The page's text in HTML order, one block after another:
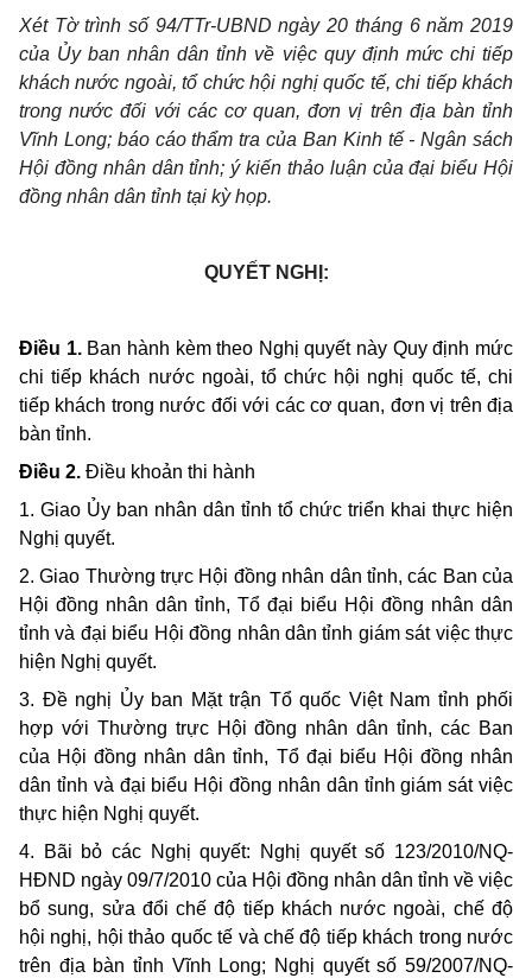
Xét Tờ trình số 94/TTr-UBND ngày 20 tháng 6 năm 2019
của Ủy ban nhân dân tỉnh về việc quy định mức chi tiếp
khách nước ngoài, tổ chức hội nghị quốc tế, chi tiếp khách
trong nước đối với các cơ quan, đơn vị trên địa bàn tỉnh
Vĩnh Long; báo cáo thẩm tra của Ban Kinh tế - Ngân sách
Hội đồng nhân dân tỉnh; ý kiến thảo luận của đại biểu Hội
đồng nhân dân tỉnh tại kỳ họp.
QUYẾT NGHỊ:
Điều 1.Ban hành kèm theo Nghị quyết này Quy định mức
chi tiếp khách nước ngoài, tổ chức hội nghị quốc tế, chi
tiếp khách trong nước đối với các cơ quan, đơn vị trên địa
bàn tỉnh.
Điều 2. Điều khoản thi hành
1. Giao Ủy ban nhân dân tỉnh tổ chức triển khai thực hiện
Nghị quyết.
2. Giao Thường trực Hội đồng nhân dân tỉnh, các Ban của
Hội đồng nhân dân tỉnh, Tổ đại biểu Hội đồng nhân dân
tỉnh và đại biểu Hội đồng nhân dân tỉnh giám sát việc thực
hiện Nghị quyết.
3. Đề nghị Ủy ban Mặt trận Tổ quốc Việt Nam tỉnh phối
hợp với Thường trực Hội đồng nhân dân tỉnh, các Ban
của Hội đồng nhân dân tỉnh, Tổ đại biểu Hội đồng nhân
dân tỉnh và đại biểu Hội đồng nhân dân tỉnh giám sát việc
thực hiện Nghị quyết.
4. Bãi bỏ các Nghị quyết: Nghị quyết số 123/2010/NQ-
HĐND ngày 09/7/2010 của Hội đồng nhân dân tỉnh về việc
bổ sung, sửa đổi chế độ tiếp khách nước ngoài, chế độ
hội nghị, hội thảo quốc tế và chế độ tiếp khách trong nước
trên địa bàn tỉnh Vĩnh Long; Nghị quyết số 59/2007/NQ-